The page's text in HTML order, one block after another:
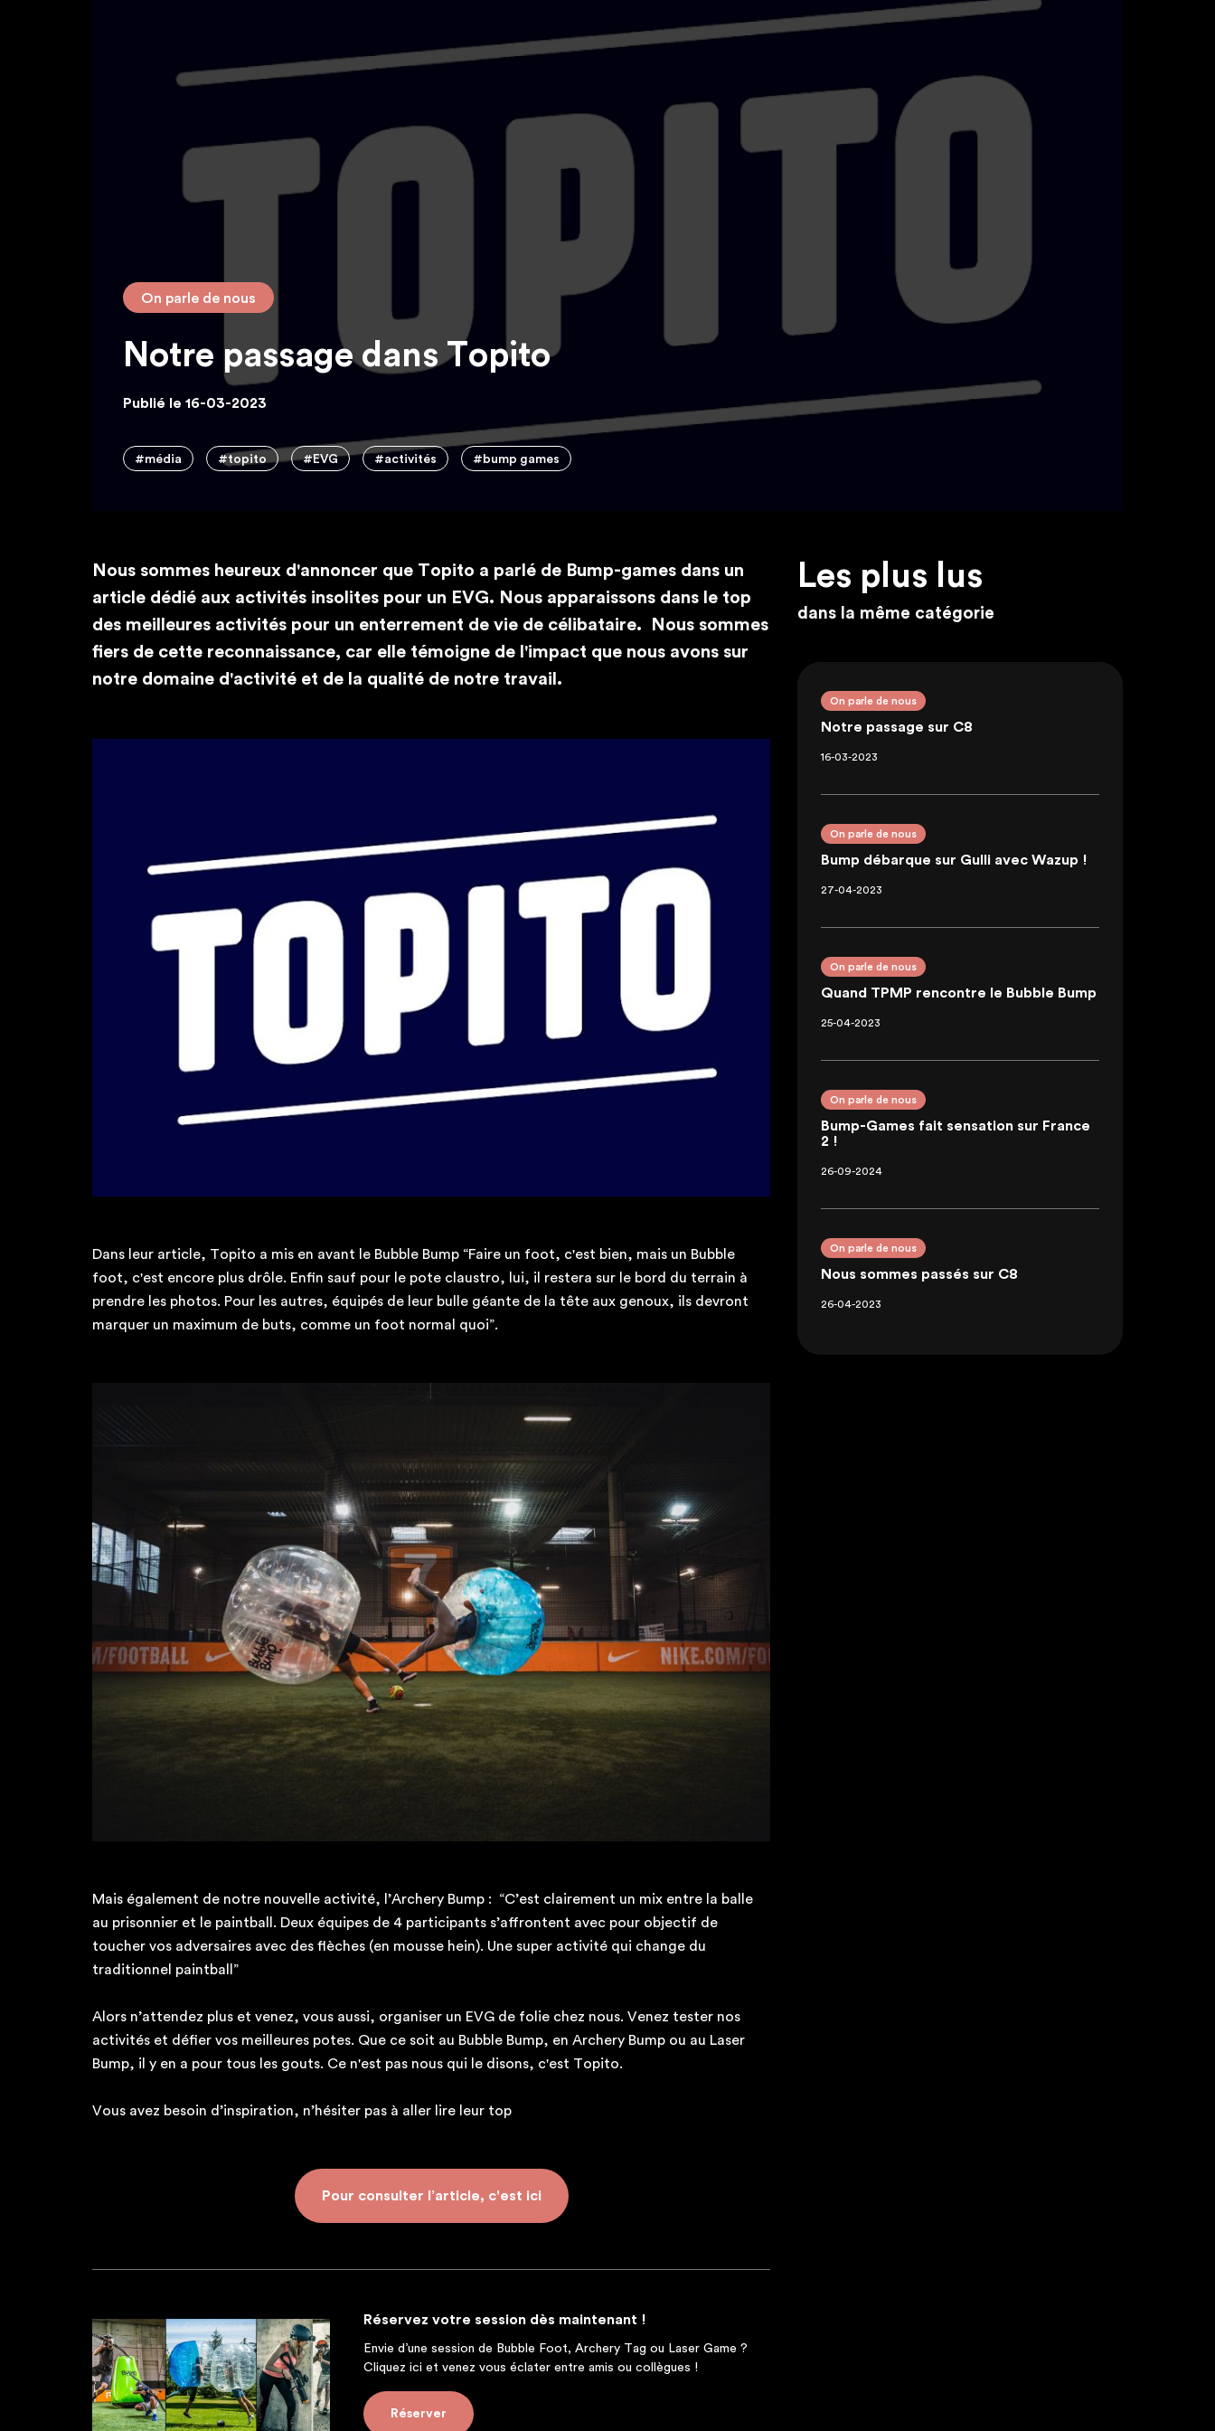
Notre passage dans Topito
Publié le 16-03-2023
On parle de nous
#média #topito #EVG #activités #bump games
Nous sommes heureux d'annoncer que Topito a parlé de Bump-games dans un
article dédié aux activités insolites pour un EVG. Nous apparaissons dans le top
des meilleures activités pour un enterrement de vie de célibataire. Nous sommes
fiers de cette reconnaissance, car elle témoigne de l'impact que nous avons sur
notre domaine d'activité et de la qualité de notre travail.
Dans leur article, Topito a mis en avant le Bubble Bump “Faire un foot, c'est bien, mais un Bubble
foot, c'est encore plus drôle. Enfin sauf pour le pote claustro, lui, il restera sur le bord du terrain à
prendre les photos. Pour les autres, équipés de leur bulle géante de la tête aux genoux, ils devront
marquer un maximum de buts, comme un foot normal quoi”.
Mais également de notre nouvelle activité, l’Archery Bump : “C’est clairement un mix entre la balle
au prisonnier et le paintball. Deux équipes de 4 participants s’affrontent avec pour objectif de
toucher vos adversaires avec des flèches (en mousse hein). Une super activité qui change du
traditionnel paintball”
Alors n’attendez plus et venez, vous aussi, organiser un EVG de folie chez nous. Venez tester nos
activités et défier vos meilleures potes. Que ce soit au Bubble Bump, en Archery Bump ou au Laser
Bump, il y en a pour tous les gouts. Ce n'est pas nous qui le disons, c'est Topito.
Vous avez besoin d’inspiration, n’hésiter pas à aller lire leur top
Pour consulter l’article, c'est ici
Réservez votre session dès maintenant !
Envie d’une session de Bubble Foot, Archery Tag ou Laser Game ?
Cliquez ici et venez vous éclater entre amis ou collègues !
Réserver
Les plus lus
dans la même catégorie
On parle de nous
Notre passage sur C8
16-03-2023
On parle de nous
Bump débarque sur Gulli avec Wazup !
27-04-2023
On parle de nous
Quand TPMP rencontre le Bubble Bump
25-04-2023
On parle de nous
Bump-Games fait sensation sur France
2 !
26-09-2024
On parle de nous
Nous sommes passés sur C8
26-04-2023